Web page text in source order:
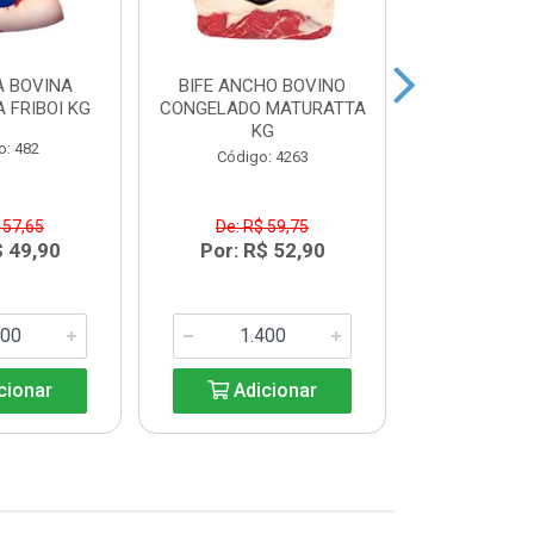
BOVINA
FRIBOI KG
482
57,65
49,90
BIFE ANCHO BOVINO
CONGELADO MATURATTA
KG
Código: 4263
De: R$ 59,75
Por: R$ 52,90
Adicionar